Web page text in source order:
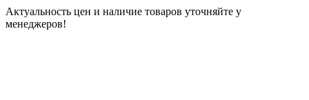
Актуальность цен и наличие товаров уточняйте у
менеджеров!